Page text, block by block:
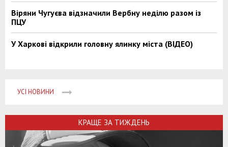
Віряни Чугуєва відзначили Вербну неділю разом із
ПЦУ
У Харкові відкрили головну ялинку міста (ВІДЕО)
УСІ НОВИНИ
КРАЩЕ ЗА ТИЖДЕНЬ